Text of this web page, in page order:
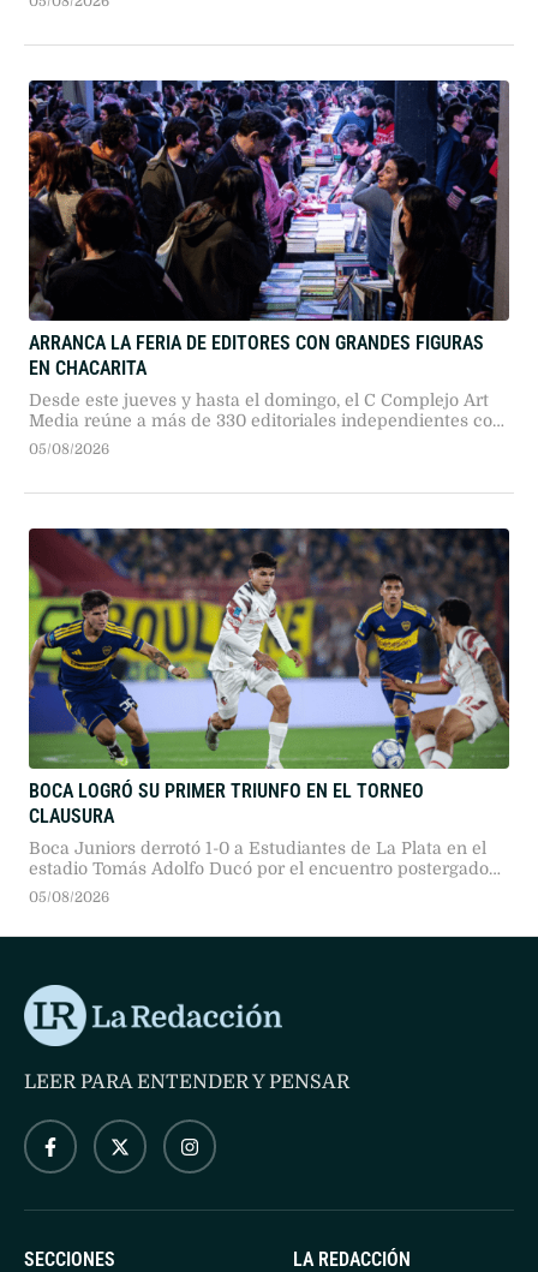
ARRANCA LA FERIA DE EDITORES CON GRANDES FIGURAS
EN CHACARITA
Desde este jueves y hasta el domingo, el C Complejo Art
Media reúne a más de 330 editoriales independientes con
entrada gratuita previo registro digital, en medio del
05/08/2026
BOCA LOGRÓ SU PRIMER TRIUNFO EN EL TORNEO
CLAUSURA
Boca Juniors derrotó 1-0 a Estudiantes de La Plata en el
estadio Tomás Adolfo Ducó por el encuentro postergado
de la segunda fecha del Torneo Clausura 2026, con gol de
05/08/2026
LA REDACCIÓN
SECCIONES
LEER PARA ENTENDER Y PENSAR